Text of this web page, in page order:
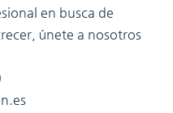
en busca de
únete a nosotros